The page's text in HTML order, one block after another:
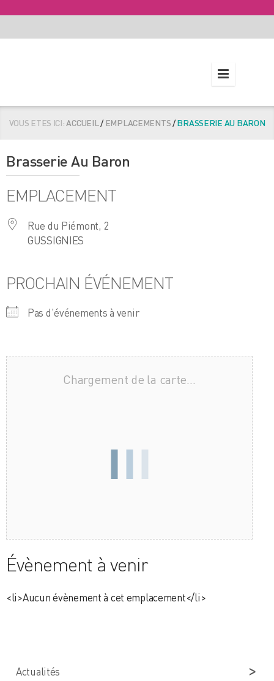
VOUS ETES ICI:ACCUEIL/EMPLACEMENTS/BRASSERIE AU BARON
Brasserie Au Baron
EMPLACEMENT
Rue du Piémont, 2
GUSSIGNIES
PROCHAIN ÉVÉNEMENT
Pas d'événements à venir
Chargement de la carte…
Évènement à venir
<li>Aucun évènement à cet emplacement</li>
Actualités